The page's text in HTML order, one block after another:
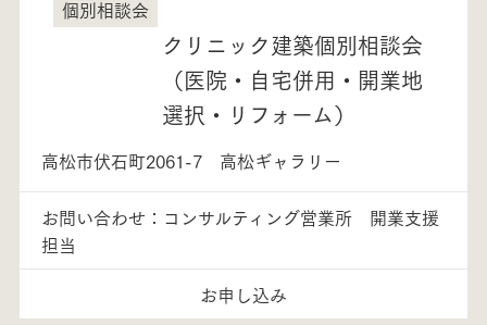
香川県
個別相談会
クリニック建築個別相談会
（医院・自宅併用・開業地
選択・リフォーム）
高松市伏石町2061-7 高松ギャラリー
お問い合わせ：コンサルティング営業所 開業支援
担当
お申し込み